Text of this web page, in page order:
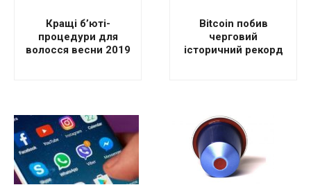
Кращі б’юті-
процедури для
волосся весни 2019
Bitcoin побив
черговий
історичний рекорд